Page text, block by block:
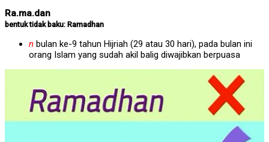
Ra.ma.dan
bentuk tidak baku: Ramadhan
n bulan ke-9 tahun Hijriah (29 atau 30 hari), pada bulan ini
orang Islam yang sudah akil balig diwajibkan berpuasa